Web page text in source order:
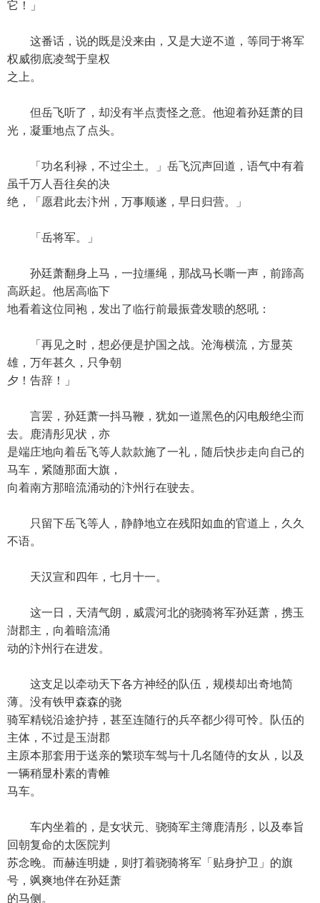
它！」
这番话，说的既是没来由，又是大逆不道，等同于将军
权威彻底凌驾于皇权
之上。
但岳飞听了，却没有半点责怪之意。他迎着孙廷萧的目
光，凝重地点了点头。
「功名利禄，不过尘土。」岳飞沉声回道，语气中有着
虽千万人吾往矣的决
绝，「愿君此去汴州，万事顺遂，早日归营。」
「岳将军。」
孙廷萧翻身上马，一拉缰绳，那战马长嘶一声，前蹄高
高跃起。他居高临下
地看着这位同袍，发出了临行前最振聋发聩的怒吼：
「再见之时，想必便是护国之战。沧海横流，方显英
雄，万年甚久，只争朝
夕！告辞！」
言罢，孙廷萧一抖马鞭，犹如一道黑色的闪电般绝尘而
去。鹿清彤见状，亦
是端庄地向着岳飞等人款款施了一礼，随后快步走向自己的
马车，紧随那面大旗，
向着南方那暗流涌动的汴州行在驶去。
只留下岳飞等人，静静地立在残阳如血的官道上，久久
不语。
天汉宣和四年，七月十一。
这一日，天清气朗，威震河北的骁骑将军孙廷萧，携玉
澍郡主，向着暗流涌
动的汴州行在进发。
这支足以牵动天下各方神经的队伍，规模却出奇地简
薄。没有铁甲森森的骁
骑军精锐沿途护持，甚至连随行的兵卒都少得可怜。队伍的
主体，不过是玉澍郡
主原本那套用于送亲的繁琐车驾与十几名随侍的女从，以及
一辆稍显朴素的青帷
马车。
车内坐着的，是女状元、骁骑军主簿鹿清彤，以及奉旨
回朝复命的太医院判
苏念晚。而赫连明婕，则打着骁骑将军「贴身护卫」的旗
号，飒爽地伴在孙廷萧
的马侧。